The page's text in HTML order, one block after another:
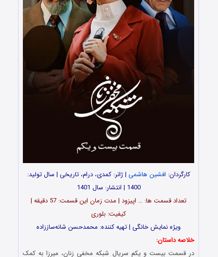
کارگردان: افشین هاشمی | ژانر: کمدی، درام، تاریخی | سال تولید:
1400 | انتشار: سال 1401
تعداد قسمت ‎ها: … اپیزود | مدت زمان این قسمت: 57 دقیقه |
کیفیت: بلوری
ویژه نمایش خانگی | تهیه کننده: محمدحسن شانه‌ساززاده
خلاصه داستان:
در قسمت بیست و یکم سریال شبکه مخفی زنان، میرزا به کمک